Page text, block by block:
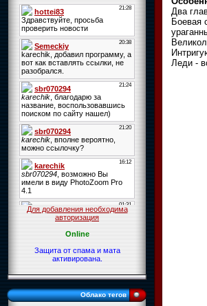
Для добавления необходима
авторизация
Online
Защита от спама и мата
активирована.
Облако тегов
Два
Боевая
Леди -